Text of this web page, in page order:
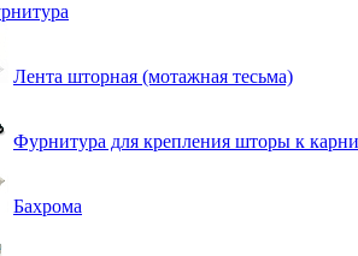
Лента шторная (мотажная тесьма)
Фурнитура для крепления шторы к
Бахрома